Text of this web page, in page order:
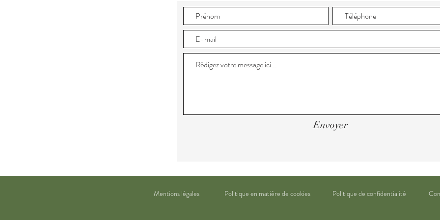
Envoyer
Mentions légales Politique en matière de cookies Politique de confidentialité